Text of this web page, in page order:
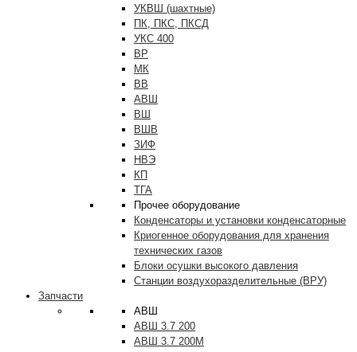
УКВШ (шахтные)
ПК, ПКС, ПКСД
УКС 400
ВР
МК
ВВ
АВШ
ВШ
ВШВ
ЗИФ
НВЭ
КП
ТГА
Прочее оборудование
Конденсаторы и установки конденсаторные
Криогенное оборудования для хранения
технических газов
Блоки осушки высокого давления
Станции воздухоразделительные (ВРУ)
Запчасти
АВШ
АВШ 3.7 200
АВШ 3.7 200М